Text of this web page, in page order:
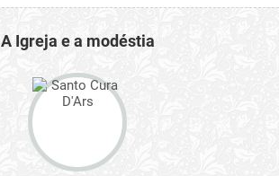
A Igreja e a modéstia